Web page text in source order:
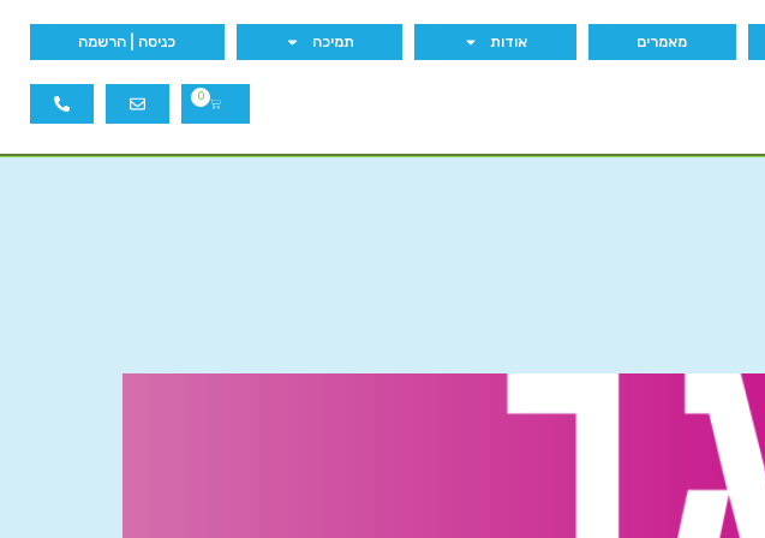
מאמרים אודות תמיכה כניסה | הרשמה
0